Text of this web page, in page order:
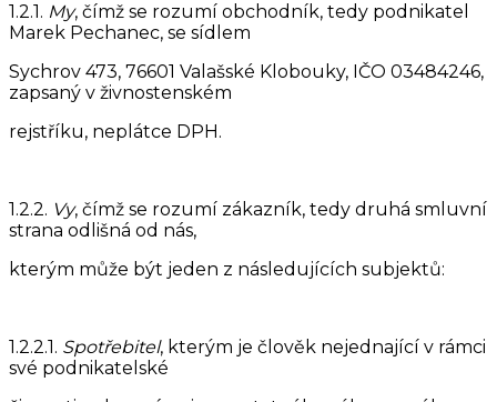
1.2.1. My, čímž se rozumí obchodník, tedy podnikatel
Marek Pechanec, se sídlem
Sychrov 473, 76601 Valašské Klobouky, IČO 03484246,
zapsaný v živnostenském
rejstříku, neplátce DPH.
1.2.2. Vy, čímž se rozumí zákazník, tedy druhá smluvní
strana odlišná od nás,
kterým může být jeden z následujících subjektů:
1.2.2.1. Spotřebitel, kterým je člověk nejednající v rámci
své podnikatelské